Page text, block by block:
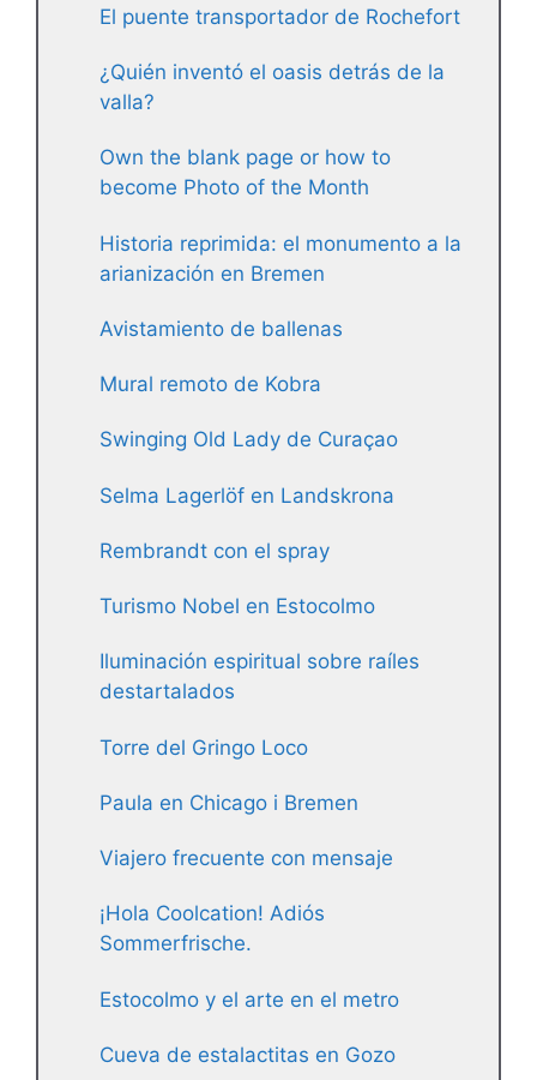
El puente transportador de Rochefort
¿Quién inventó el oasis detrás de la
valla?
Own the blank page or how to
become Photo of the Month
Historia reprimida: el monumento a la
arianización en Bremen
Avistamiento de ballenas
Mural remoto de Kobra
Swinging Old Lady de Curaçao
Selma Lagerlöf en Landskrona
Rembrandt con el spray
Turismo Nobel en Estocolmo
Iluminación espiritual sobre raíles
destartalados
Torre del Gringo Loco
Paula en Chicago i Bremen
Viajero frecuente con mensaje
¡Hola Coolcation! Adiós
Sommerfrische.
Estocolmo y el arte en el metro
Cueva de estalactitas en Gozo